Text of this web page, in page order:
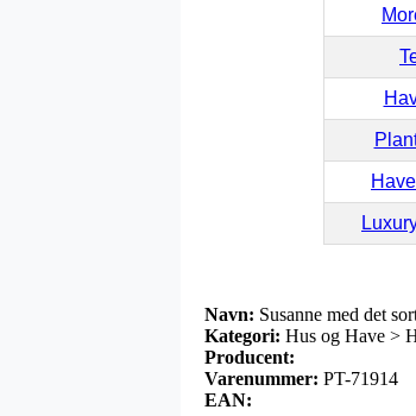
Navn: Susanne med det
Kategori: Hus og Have >
Producent:
Varenummer: PT-71914
EAN: